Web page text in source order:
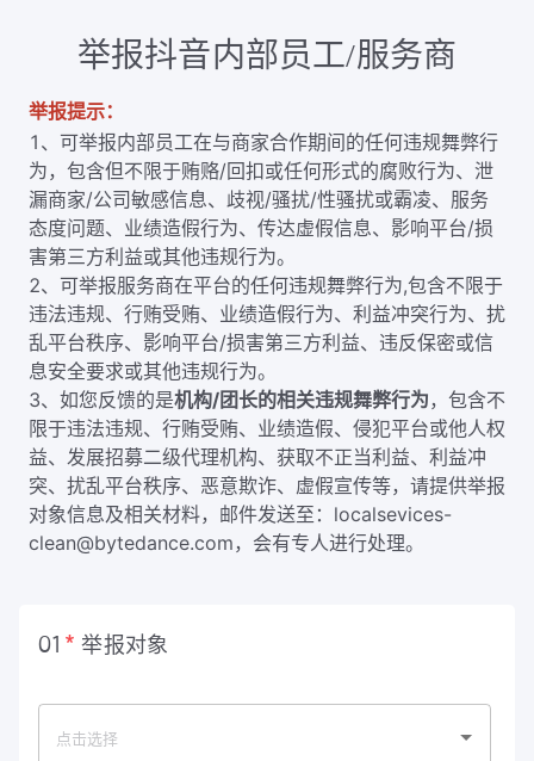
举报抖音内部员工/服务商
举报提示：
1、可举报内部员工在与商家合作期间的任何违规舞弊行
为，包含但不限于贿赂/回扣或任何形式的腐败行为、泄
漏商家/公司敏感信息、歧视/骚扰/性骚扰或霸凌、服务
态度问题、业绩造假行为、传达虚假信息、影响平台/损
害第三方利益或其他违规行为。
2、可举报服务商在平台的任何违规舞弊行为,包含不限于
违法违规、行贿受贿、业绩造假行为、利益冲突行为、扰
乱平台秩序、影响平台/损害第三方利益、违反保密或信
息安全要求或其他违规行为。
3、如您反馈的是机构/团长的相关违规舞弊行为 ，包含不
限于违法违规、行贿受贿、业绩造假、侵犯平台或他人权
益、发展招募二级代理机构、获取不正当利益、利益冲
突、扰乱平台秩序、恶意欺诈、虚假宣传等，请提供举报
对象信息及相关材料，邮件发送至：localsevices-
clean@bytedance.com，会有专人进行处理。
01 举报对象